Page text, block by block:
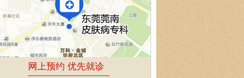
网上预约 优先就诊